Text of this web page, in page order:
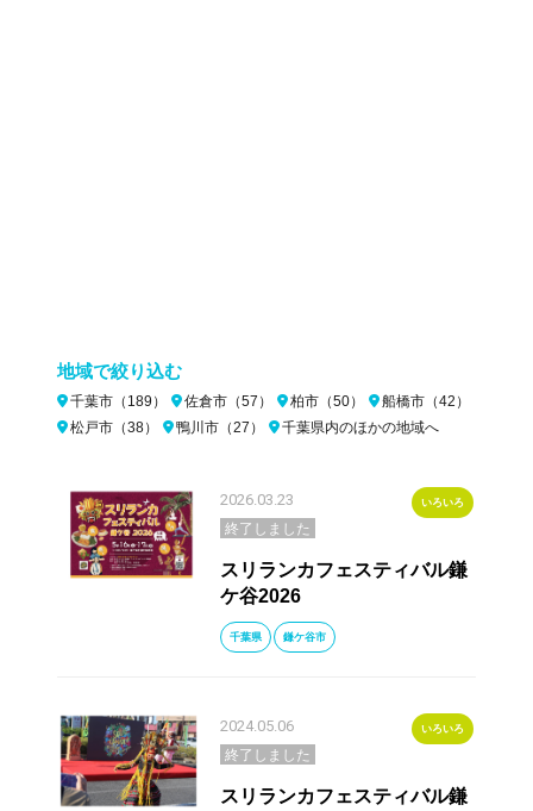
地域で絞り込む
千葉市（189） 佐倉市（57） 柏市（50）
船橋市（42）
松戸市（38）
鴨川市（27） 千葉県内のほかの地域へ
2026.03.23 いろいろ
終了しました
スリランカフェスティバル鎌
ケ谷2026
千葉県 鎌ケ谷市
2024.05.06 いろいろ
終了しました
スリランカフェスティバル鎌